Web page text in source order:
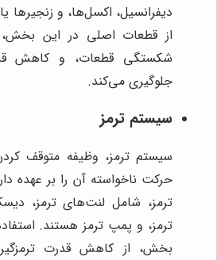
دیفرانسیل، اکسل‌ها، و زنجیرها
از قطعات اصلی در این بخش،
شکستگی قطعات، و کاهش
جلوگیری می‌کند.
سیستم ترمز
سیستم ترمز، وظیفه متوقف
حرکت ناخواسته آن را بر عهده
ترمز، شامل لنت‌های ترمز،
ترمز، و پمپ ترمز هستند.
بخش، از کاهش قدرت